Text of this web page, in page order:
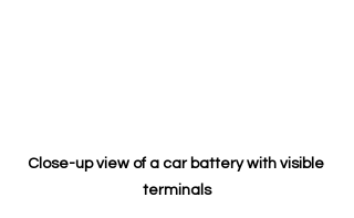
Close-up view of a car battery with visible
terminals